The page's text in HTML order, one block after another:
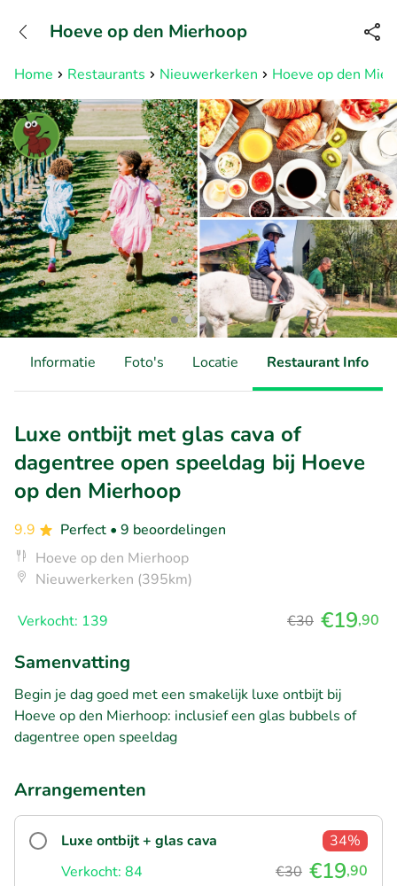
Bereikbaar tot 23:00 uur
Home Restaurants Nieuwerkerken Hoeve op den
Hoeve op den Mierhoop
Informatie Foto's Locatie Restaurant Info
Luxe ontbijt met glas cava of
dagentree open speeldag bij Hoeve
op den Mierhoop
9.9 Perfect • 9 beoordelingen
Hoeve op den Mierhoop
Nieuwerkerken (395km)
Verkocht: 139 €30 €19,90
Samenvatting
Begin je dag goed met een smakelijk luxe ontbijt bij
Hoeve op den Mierhoop: inclusief een glas bubbels of
dagentree open speeldag
Arrangementen
Luxe ontbijt + glas cava
34%
Verkocht: 84
€30 €19,90